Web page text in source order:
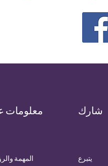
معلومات شارك
المهمة
يتبرع